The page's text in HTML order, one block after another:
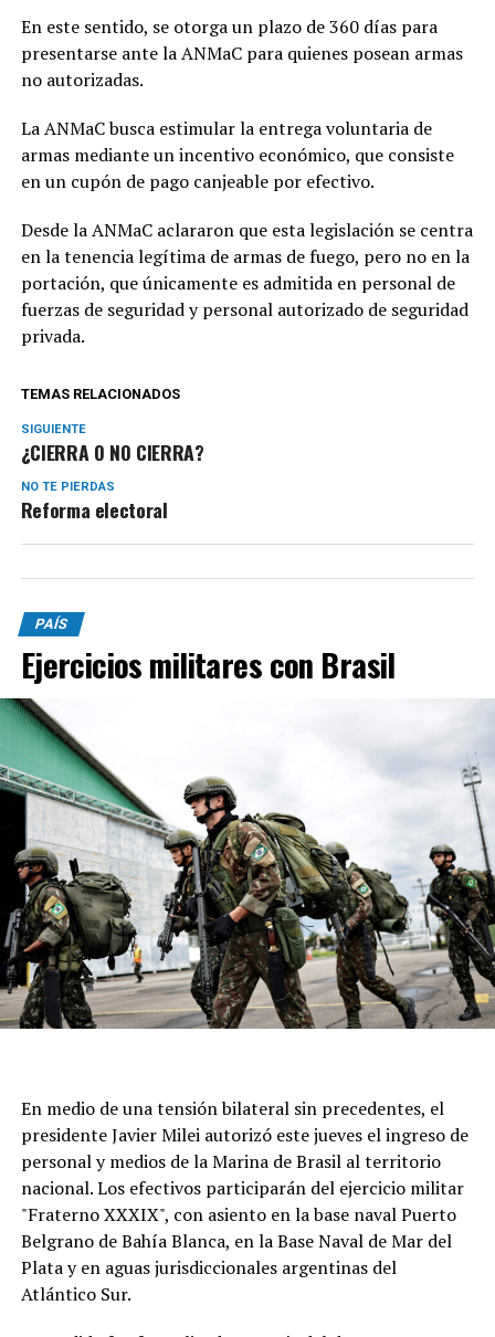
En este sentido, se otorga un plazo de 360 días para
presentarse ante la ANMaC para quienes posean armas
no autorizadas.
La ANMaC busca estimular la entrega voluntaria de
armas mediante un incentivo económico, que consiste
en un cupón de pago canjeable por efectivo.
Desde la ANMaC aclararon que esta legislación se centra
en la tenencia legítima de armas de fuego, pero no en la
portación, que únicamente es admitida en personal de
fuerzas de seguridad y personal autorizado de seguridad
privada.
TEMAS RELACIONADOS
SIGUIENTE
¿CIERRA O NO CIERRA?
NO TE PIERDAS
Reforma electoral
PAÍS
Ejercicios militares con Brasil
En medio de una tensión bilateral sin precedentes, el
presidente Javier Milei autorizó este jueves el ingreso de
personal y medios de la Marina de Brasil al territorio
nacional. Los efectivos participarán del ejercicio militar
"Fraterno XXXIX", con asiento en la base naval Puerto
Belgrano de Bahía Blanca, en la Base Naval de Mar del
Plata y en aguas jurisdiccionales argentinas del
Atlántico Sur.